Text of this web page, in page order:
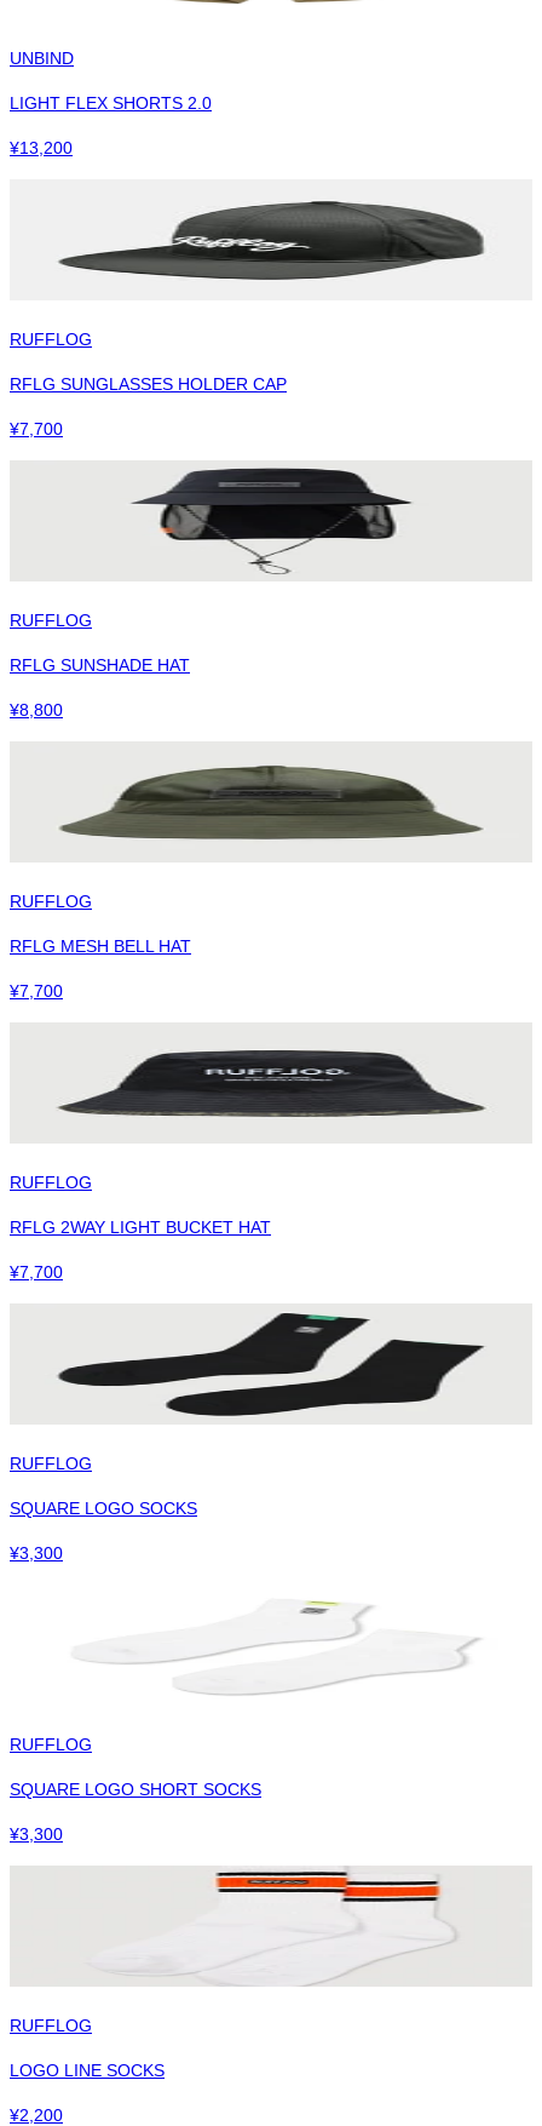
UNBIND
LIGHT FLEX SHORTS 2.0
¥13,200
RUFFLOG
RFLG SUNGLASSES HOLDER CAP
¥7,700
RUFFLOG
RFLG SUNSHADE HAT
¥8,800
RUFFLOG
RFLG MESH BELL HAT
¥7,700
RUFFLOG
RFLG 2WAY LIGHT BUCKET HAT
¥7,700
RUFFLOG
SQUARE LOGO SOCKS
¥3,300
RUFFLOG
SQUARE LOGO SHORT SOCKS
¥3,300
RUFFLOG
LOGO LINE SOCKS
¥2,200